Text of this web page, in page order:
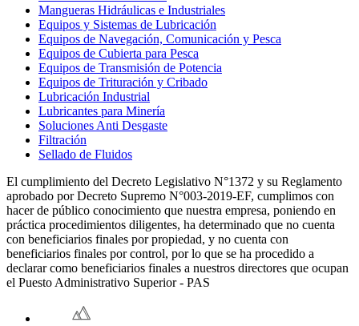
Mangueras Hidráulicas e Industriales
Equipos y Sistemas de Lubricación
Equipos de Navegación, Comunicación y Pesca
Equipos de Cubierta para Pesca
Equipos de Transmisión de Potencia
Equipos de Trituración y Cribado
Lubricación Industrial
Lubricantes para Minería
Soluciones Anti Desgaste
Filtración
Sellado de Fluidos
El cumplimiento del Decreto Legislativo N°1372 y su Reglamento
aprobado por Decreto Supremo N°003-2019-EF, cumplimos con
hacer de público conocimiento que nuestra empresa, poniendo en
práctica procedimientos diligentes, ha determinado que no cuenta
con beneficiarios finales por propiedad, y no cuenta con
beneficiarios finales por control, por lo que se ha procedido a
declarar como beneficiarios finales a nuestros directores que ocupan
el Puesto Administrativo Superior - PAS